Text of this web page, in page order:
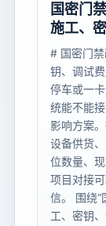
国密门
施工、
# 国密门
钥、调试
停车或一
统能不能
影响方案
设备供货
位数量、
项目对接
信。 围绕
工、密钥